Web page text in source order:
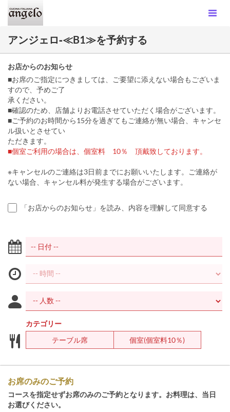
アンジェロ‐≪B1≫を予約する
お店からのお知らせ
■お席のご指定につきましては、ご要望に添えない場合もございま
すので、予めご了
承ください。
■確認のため、店舗よりお電話させていただく場合がございます。
■ご予約のお時間から15分を過ぎてもご連絡が無い場合、キャンセ
ル扱いとさせてい
ただきます。
■個室ご利用の場合は、個室料 10％ 頂戴致しております。
※キャンセルのご連絡は3日前までにお願いいたします。ご連絡が
ない場合、キャンセル料が発生する場合がございます。
「お店からのお知らせ」を読み、内容を理解して同意する
カテゴリー
テーブル席
個室(個室料10％)
お席のみのご予約
コースを指定せずお席のみのご予約となります。お料理は、当日
お選びください。